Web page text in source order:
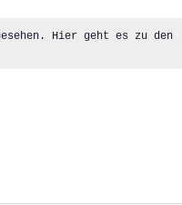
Hier geht es zu den